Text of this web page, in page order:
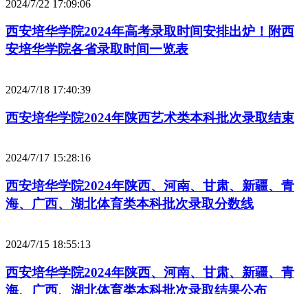
2024/7/22 17:09:06
西安培华学院2024年高考录取时间安排出炉！附西
安培华学院各省录取时间一览表
2024/7/18 17:40:39
西安培华学院2024年陕西艺术类本科批次录取结束
2024/7/17 15:28:16
西安培华学院2024年陕西、河南、甘肃、新疆、青
海、广西、湖北体育类本科批次录取分数线
2024/7/15 18:55:13
西安培华学院2024年陕西、河南、甘肃、新疆、青
海、广西、湖北体育类本科批次录取结果公布